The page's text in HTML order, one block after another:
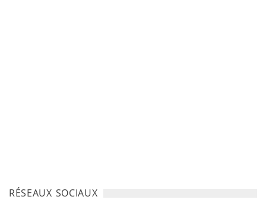
RÉSEAUX SOCIAUX